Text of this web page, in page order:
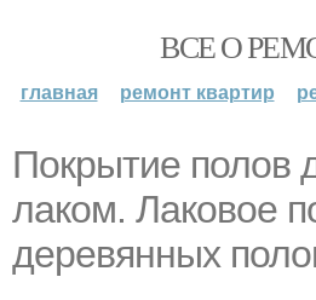
ВСЕ О
главная ремонт квартир
Покрытие полов
лаком. Лаковое
деревянных